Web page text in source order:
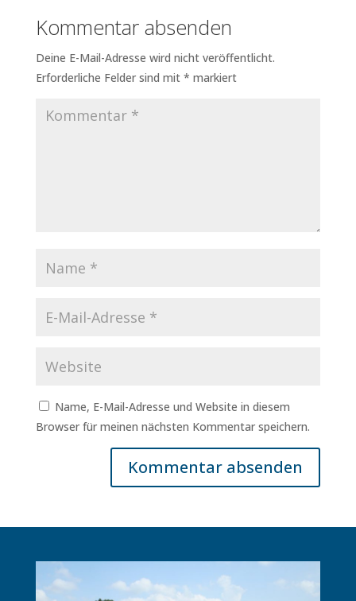
Kommentar absenden
Deine E-Mail-Adresse wird nicht veröffentlicht.
Erforderliche Felder sind mit * markiert
Name, E-Mail-Adresse und Website in diesem
Browser für meinen nächsten Kommentar speichern.